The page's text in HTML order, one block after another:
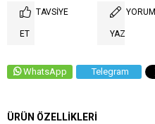
TAVSIYE
ET
YORUM
YAZ
WhatsApp Telegram
ÜRÜN ÖZELLIKLERI